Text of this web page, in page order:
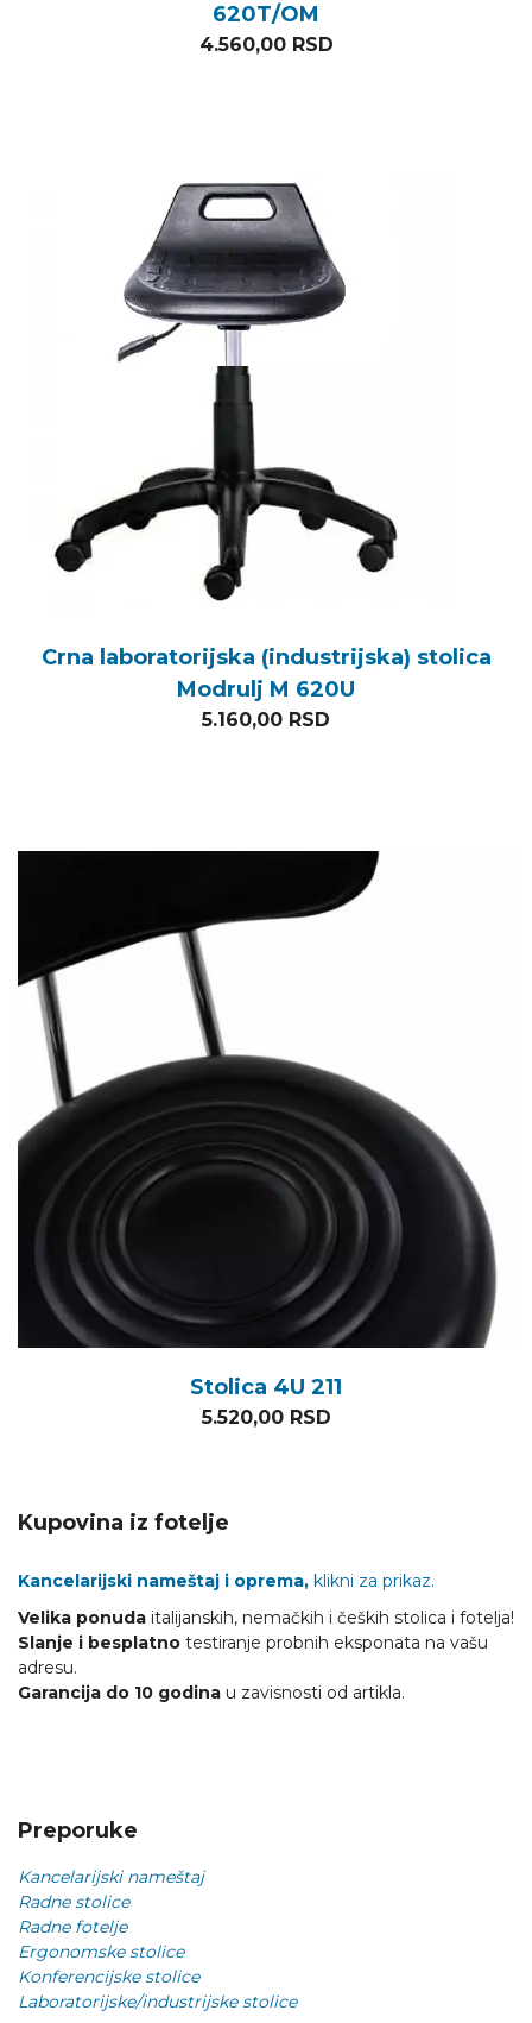
620T/OM
4.560,00 RSD
Crna laboratorijska (industrijska) stolica
Modrulj M 620U
5.160,00 RSD
Stolica 4U 211
5.520,00 RSD
Kupovina iz fotelje
Kancelarijski nameštaj i oprema, klikni za prikaz.
Velika ponuda italijanskih, nemačkih i čeških stolica i fotelja!
Slanje i besplatno testiranje probnih eksponata na vašu
adresu.
Garancija do 10 godina u zavisnosti od artikla.
Preporuke
Kancelarijski nameštaj
Radne stolice
Radne fotelje
Ergonomske stolice
Konferencijske stolice
Laboratorijske/industrijske stolice